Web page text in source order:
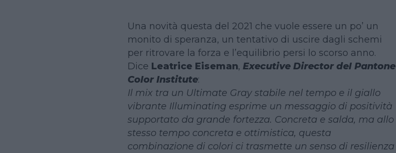
Una novità questa del 2021 che vuole essere un po’ un
monito di speranza, un tentativo di uscire dagli schemi
per ritrovare la forza e l’equilibrio persi lo scorso anno.
Dice Leatrice Eiseman, Executive Director del Pantone
Color Institute:
Il mix tra un Ultimate Gray stabile nel tempo e il giallo
vibrante Illuminating esprime un messaggio di positività
supportato da grande fortezza. Concreta e salda, ma allo
stesso tempo concreta e ottimistica, questa
combinazione di colori ci trasmette un senso di resilienza